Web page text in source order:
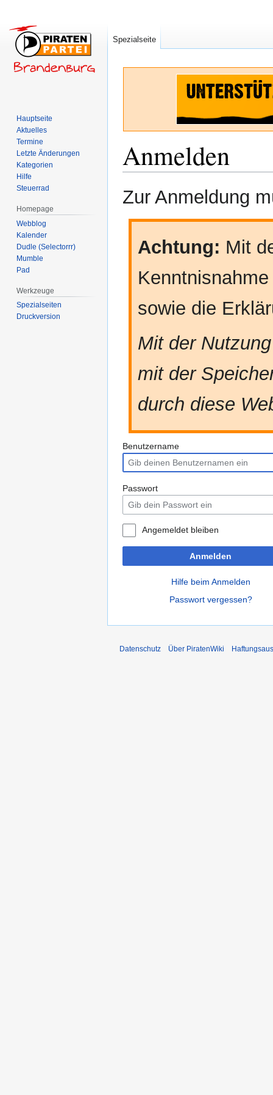
Anmelden
Navigation
Suche
Zur Anmeldung
Achtung: Mit
sowie die
Mit der
mit der
durch diese
Benutzername
Passwort
Angemeldet bleiben
Anmelden
Hilfe beim Anmelden
Passwort vergessen?
Spezialseite
Hauptseite
Aktuelles
Termine
Letzte Änderungen
Kategorien
Hilfe
Steuerrad
Homepage
Webblog
Kalender
Dudle (Selectorrr)
Mumble
Pad
Werkzeuge
Spezialseiten
Druckversion
Datenschutz Über PiratenWiki